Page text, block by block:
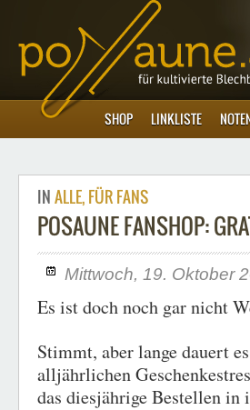
SHOP LINKLISTE
INALLE,FÜR FANS
POSAUNE FANSHOP:
Mittwoch, 19. Oktober
Es ist doch noch gar nicht
Stimmt, aber lange dauert
alljährlichen
das diesjährige Bestellen